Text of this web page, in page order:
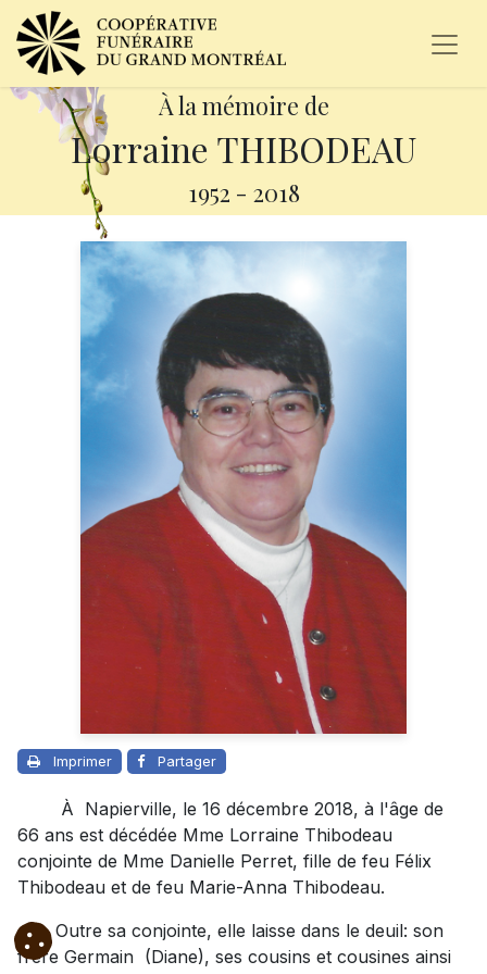
À la mémoire de
Lorraine THIBODEAU
1952 - 2018
Imprimer Partager
À Napierville, le 16 décembre 2018, à l'âge de
66 ans est décédée Mme Lorraine Thibodeau
conjointe de Mme Danielle Perret, fille de feu Félix
Thibodeau et de feu Marie-Anna Thibodeau.
Outre sa conjointe, elle laisse dans le deuil: son
frère Germain (Diane), ses cousins et cousines ainsi